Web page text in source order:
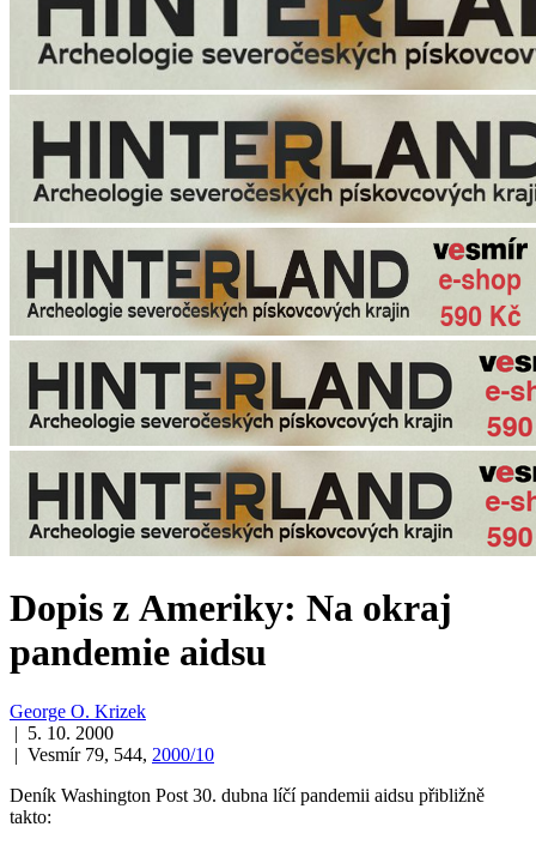
Dopis z Ameriky: Na okraj
pandemie aidsu
George O. Krizek
| 5. 10. 2000
| Vesmír 79, 544, 2000/10
Deník Washington Post 30. dubna líčí pandemii aidsu přibližně
takto: